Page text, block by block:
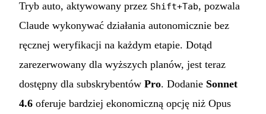
Tryb auto, aktywowany przez Shift+Tab, pozwala
Claude wykonywać działania autonomicznie bez
ręcznej weryfikacji na każdym etapie. Dotąd
zarezerwowany dla wyższych planów, jest teraz
dostępny dla subskrybentów Pro. Dodanie Sonnet
4.6 oferuje bardziej ekonomiczną opcję niż Opus